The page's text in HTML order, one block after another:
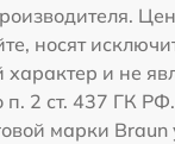
носят
и не
п. 2 ст. 437 ГК
марки